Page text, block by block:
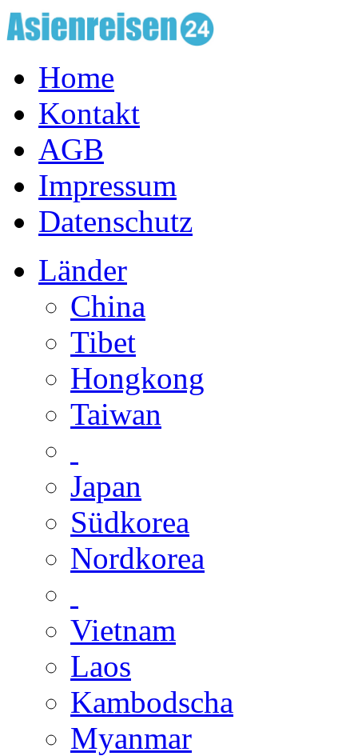
Home
Kontakt
AGB
Impressum
Datenschutz
Länder
China
Tibet
Hongkong
Taiwan
Japan
Südkorea
Nordkorea
Vietnam
Laos
Kambodscha
Myanmar